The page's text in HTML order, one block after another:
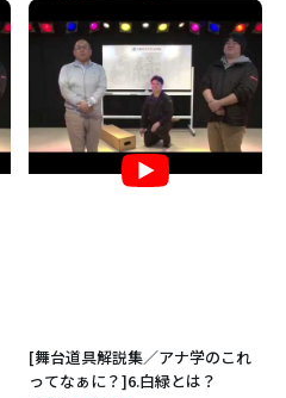
[舞台道具解説集／アナ学のこれ
ってなぁに？]6.白緑とは？